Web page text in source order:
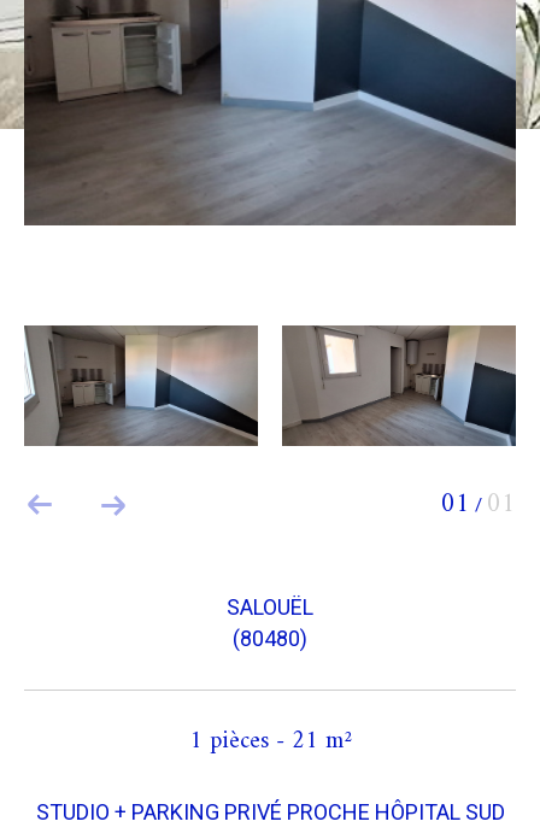
01 / 01
SALOUËL
(80480)
1 pièces - 21 m²
STUDIO + PARKING PRIVÉ PROCHE HÔPITAL SUD
Budget
Budget
Surface
Pièces
AFFINER LES CRITÈRES
TERRASSE PARKING PISCINE
RECHERCHER